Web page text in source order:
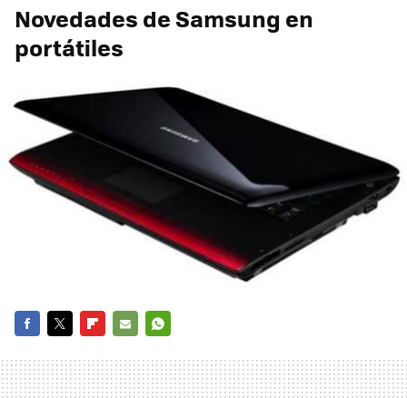
Novedades de Samsung en
portátiles
MAIL